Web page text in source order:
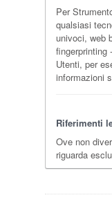
Per
qualsiasi
univoci, web
fingerprinting
Utenti, per
informazioni
Riferimenti
Ove non
riguarda